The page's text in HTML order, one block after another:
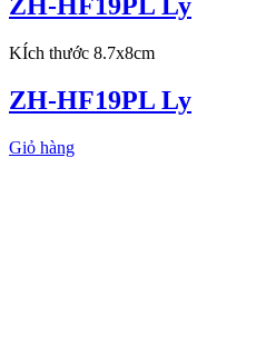
ZH-HF19PL Ly
KÍch thước 8.7x8cm
ZH-HF19PL Ly
Giỏ hàng